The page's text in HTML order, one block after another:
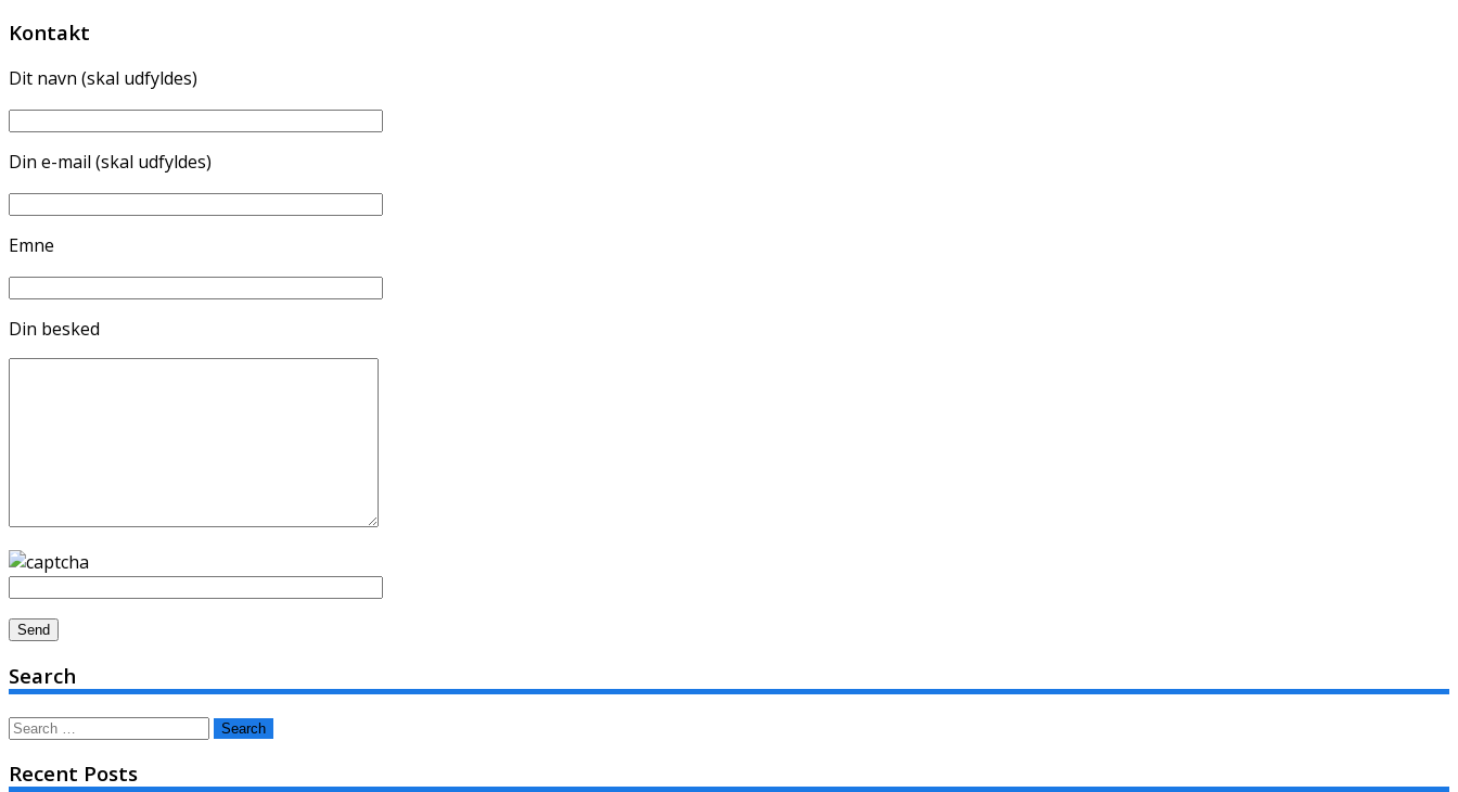
Kontakt
Dit navn (skal udfyldes)
Din e-mail (skal udfyldes)
Emne
Din besked
Search
Search
Recent Posts